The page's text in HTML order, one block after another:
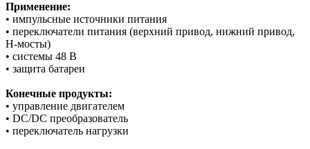
Применение:
• импульсные источники питания
• переключатели питания (верхний привод, нижний привод,
H-мосты)
• системы 48 В
• защита батареи
Конечные продукты:
• управление двигателем
• DC/DC преобразователь
• переключатель нагрузки